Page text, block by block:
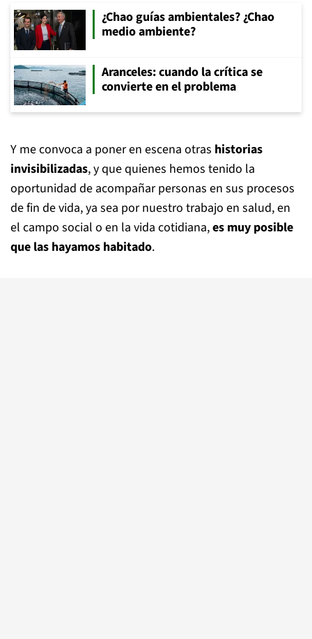
¿Chao guías ambientales? ¿Chao
medio ambiente?
Aranceles: cuando la crítica se
convierte en el problema
Y me convoca a poner en escena otras historias
invisibilizadas, y que quienes hemos tenido la
oportunidad de acompañar personas en sus procesos
de fin de vida, ya sea por nuestro trabajo en salud, en
el campo social o en la vida cotidiana,es muy posible
que las hayamos habitado.